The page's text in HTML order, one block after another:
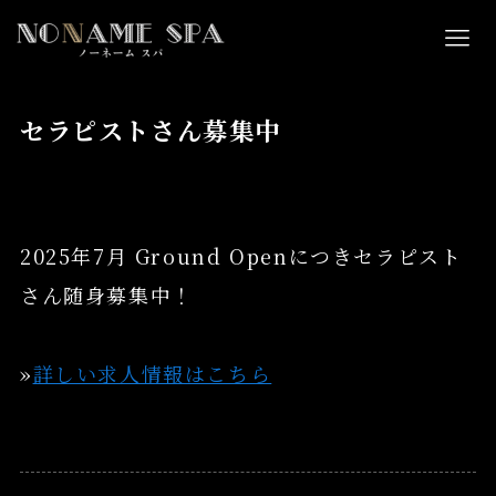
セラピストさん募集中
2025年7月 Ground Openにつきセラピスト
さん随身募集中！
»詳しい求人情報はこちら